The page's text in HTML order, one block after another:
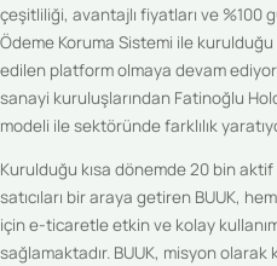
çeşitliliği, avantajlı fiyatları ve %100
Ödeme Koruma Sistemi ile
edilen platform olmaya devam
sanayi kuruluşlarından Fatinoğlu
modeli ile sektöründe farklılık
Kurulduğu kısa dönemde 20 bin aktif
satıcıları bir araya getiren BUUK,
için e-ticaretle etkin ve kolay
sağlamaktadır. BUUK, misyon olarak